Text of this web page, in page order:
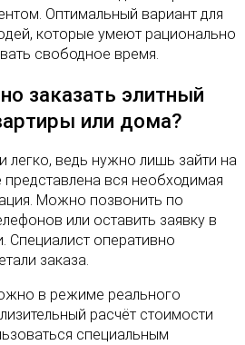
Оптимальный вариант для
которые умеют рационально
свободное время.
заказать элитный
или дома?
легко, ведь нужно лишь зайти на
представлена вся необходимая
Можно позвонить по
или оставить заявку в
Специалист оперативно
заказа.
в режиме реального
расчёт стоимости
специальным